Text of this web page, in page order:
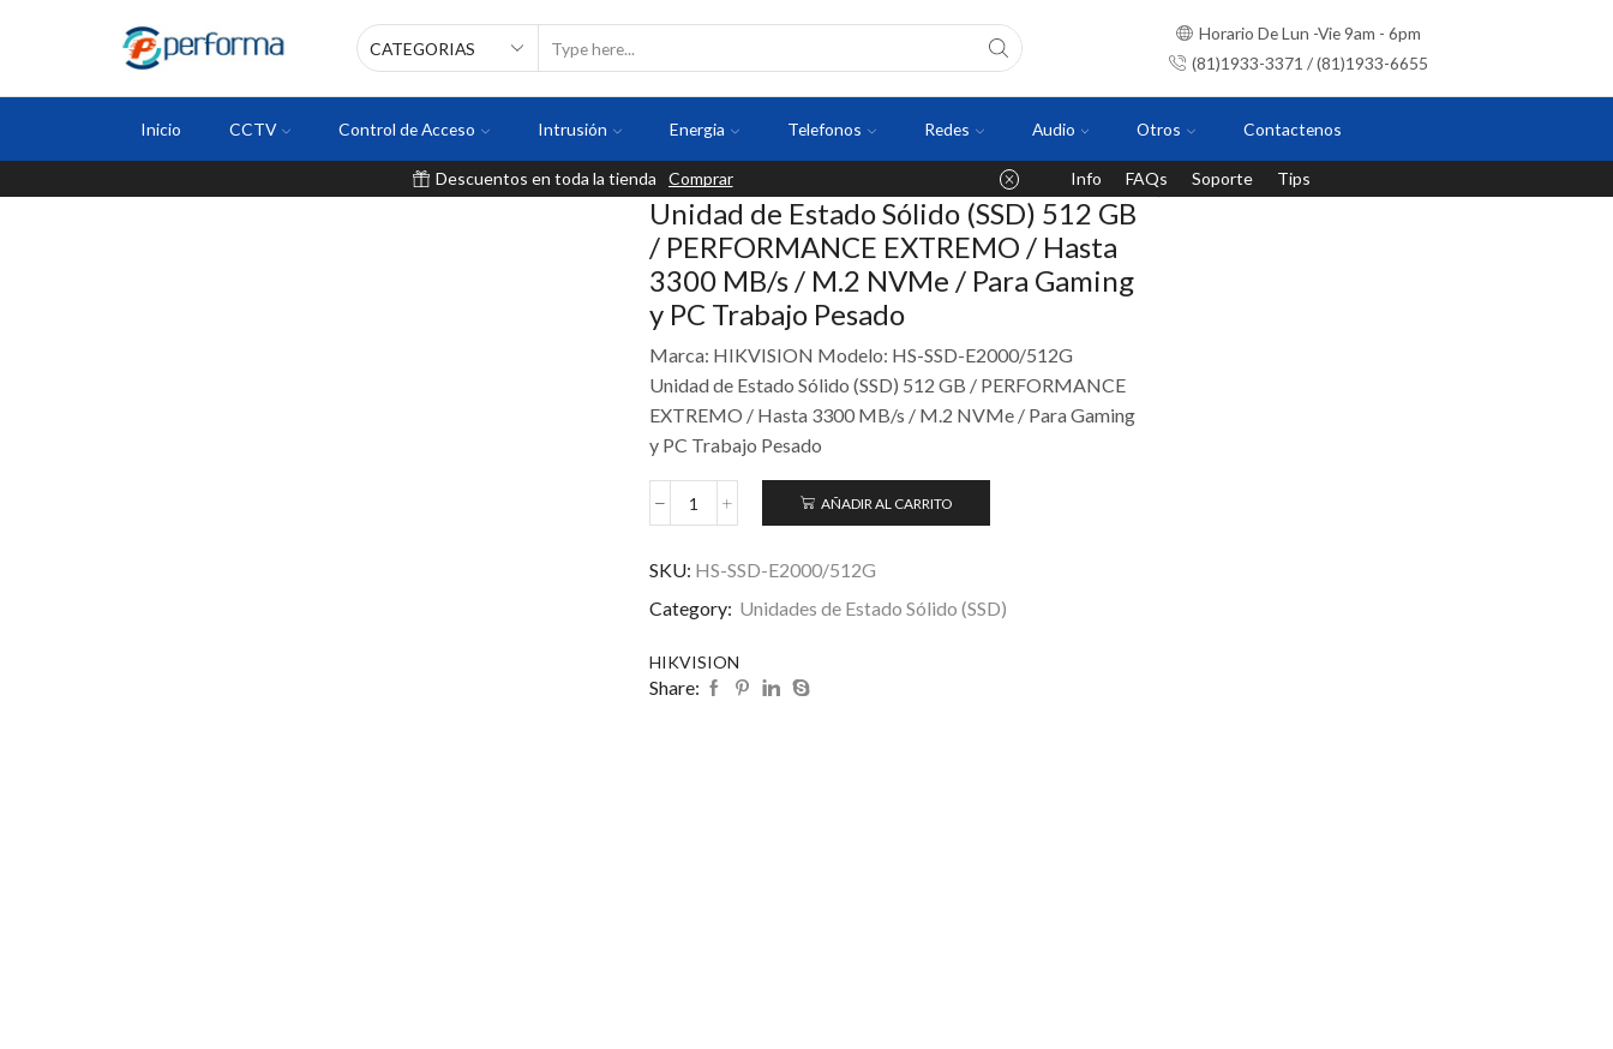
Horario De Lun -Vie 9am - 6pm
(81)1933-3371 / (81)1933-6655
Inicio CCTV Control de Acceso Intrusión Energia Telefonos Redes Audio Otros Contactenos
Descuentos en toda la tienda Comprar Info FAQs Soporte Tips
Unidad de Estado Sólido (SSD) 512 GB
/ PERFORMANCE EXTREMO / Hasta
3300 MB/s / M.2 NVMe / Para Gaming
y PC Trabajo Pesado
Marca: HIKVISION Modelo: HS-SSD-E2000/512G
Unidad de Estado Sólido (SSD) 512 GB / PERFORMANCE
EXTREMO / Hasta 3300 MB/s / M.2 NVMe / Para Gaming
y PC Trabajo Pesado
AÑADIR AL CARRITO
SKU: HS-SSD-E2000/512G
Category: Unidades de Estado Sólido (SSD)
HIKVISION
Share: